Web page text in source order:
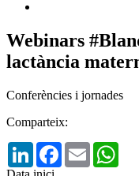
Webinars
lactància
Conferències i jornades
Comparteix:
LinkedInFacebook
Email